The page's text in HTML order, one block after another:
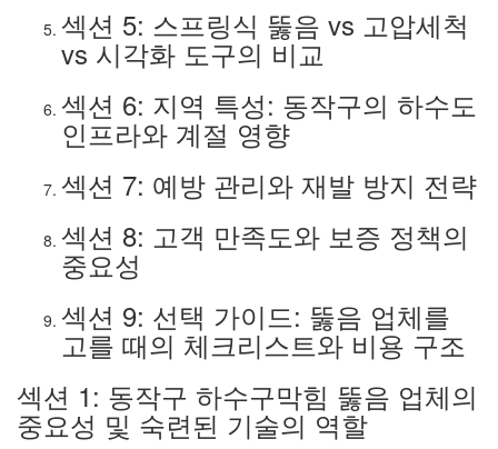
섹션 5: 스프링식 뚫음 vs 고압세척
vs 시각화 도구의 비교
섹션 6: 지역 특성: 동작구의 하수도
인프라와 계절 영향
섹션 7: 예방 관리와 재발 방지 전략
섹션 8: 고객 만족도와 보증 정책의
중요성
섹션 9: 선택 가이드: 뚫음 업체를
고를 때의 체크리스트와 비용 구조
섹션 1: 동작구 하수구막힘 뚫음 업체의
중요성 및 숙련된 기술의 역할